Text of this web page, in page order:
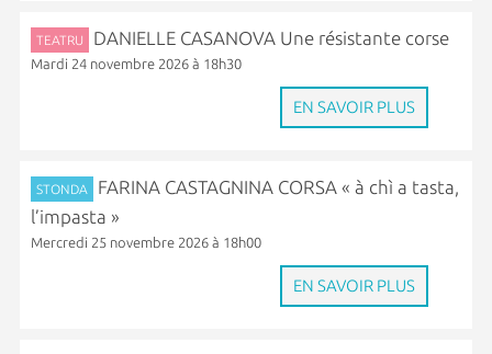
TEATRU DANIELLE CASANOVA Une résistante corse
Mardi 24 novembre 2026 à 18h30
EN SAVOIR PLUS
STONDA
FARINA CASTAGNINA CORSA « à chì a tasta,
l’impasta »
Mercredi 25 novembre 2026 à 18h00
EN SAVOIR PLUS